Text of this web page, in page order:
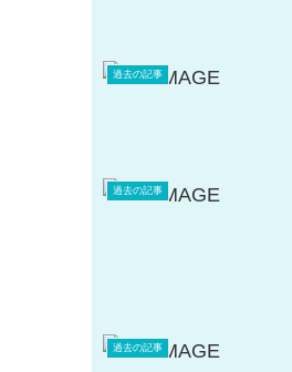
過去の記事
過去の記事
過去の記事